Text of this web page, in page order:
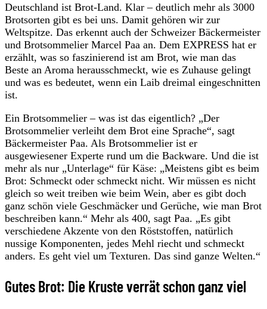
Deutschland ist Brot-Land. Klar – deutlich mehr als 3000
Brotsorten gibt es bei uns. Damit gehören wir zur
Weltspitze. Das erkennt auch der Schweizer Bäckermeister
und Brotsommelier Marcel Paa an. Dem EXPRESS hat er
erzählt, was so faszinierend ist am Brot, wie man das
Beste an Aroma herausschmeckt, wie es Zuhause gelingt
und was es bedeutet, wenn ein Laib dreimal eingeschnitten
ist.
Ein Brotsommelier – was ist das eigentlich? „Der
Brotsommelier verleiht dem Brot eine Sprache“, sagt
Bäckermeister Paa. Als Brotsommelier ist er
ausgewiesener Experte rund um die Backware. Und die ist
mehr als nur „Unterlage“ für Käse: „Meistens gibt es beim
Brot: Schmeckt oder schmeckt nicht. Wir müssen es nicht
gleich so weit treiben wie beim Wein, aber es gibt doch
ganz schön viele Geschmäcker und Gerüche, wie man Brot
beschreiben kann.“ Mehr als 400, sagt Paa. „Es gibt
verschiedene Akzente von den Röststoffen, natürlich
nussige Komponenten, jedes Mehl riecht und schmeckt
anders. Es geht viel um Texturen. Das sind ganze Welten.“
Gutes Brot: Die Kruste verrät schon ganz viel